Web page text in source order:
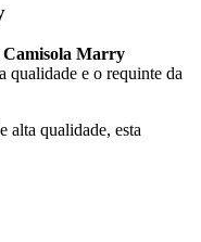
Camisola Marry
qualidade e o requinte da
alta qualidade, esta